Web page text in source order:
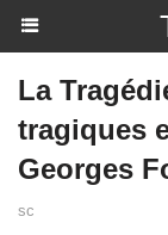
La
tragiques
Georges
sc